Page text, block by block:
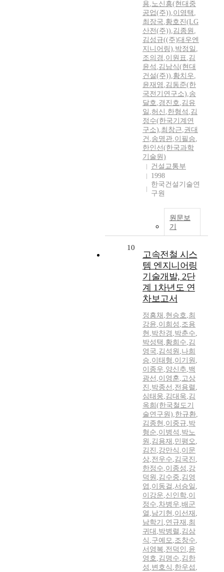
용,노신흥(현대중
공업(주)),이영택 ,
최장국,황호진(LG
산전(주)),김종원 ,
김성규((주)대우엔
지니어링),박정일 ,
조의경 ,이원표,김
윤석 ,김남식(현대
건설(주)),황치우,
윤재영 ,김동준(한
국전기연구소),송
달호,경진호,김유
일 ,허신 ,한형석 ,김
정수(한국기계연
구소),최창근,권대
건 ,송명관,이필승,
한인선(한국과학
기술원)
건설교통부
1998
한국건설기술연
구원
원문보
기
10
고속전철 시스
템 엔지니어링
기술개발, 2단
계 1차년도 연
차보고서
정흥채 ,현승호,최
강윤,이희성 ,조용
현 ,박찬경 ,박춘수,
박성택 ,황희수,김
영국,김석원 ,나희
승,이태형 ,이기원 ,
이종우,양신추,백
광선 ,이영훈,고상
진 ,박종선 ,전용렬 ,
심태웅,김대욱,김
옥희(한국철도기
술연구원),한규환,
김종현 ,이중규,박
형순,이병석 ,박노
원 ,김용재 ,민평오,
김진 ,강만식 ,이문
상,전우수,김국진 ,
한정수,이종성 ,강
덕원 ,김수중,김영
엽 ,이동걸 ,서승일 ,
이강운,신인학,이
정수,차병우,배군
열 ,남기현 ,이선재 ,
남학기 ,연규재 ,최
귀대 ,박병렬 ,김삼
식 ,구예모,조창수,
서영복,전덕인 ,윤
영호,김명수,김한
성 ,변호식 ,한우섭 ,